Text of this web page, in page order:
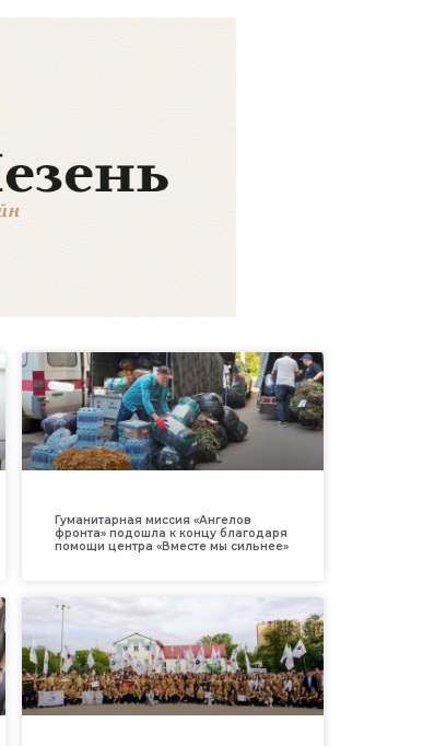
Гуманитарная миссия «Ангелов
фронта» подошла к концу благодаря
помощи центра «Вместе мы сильнее»